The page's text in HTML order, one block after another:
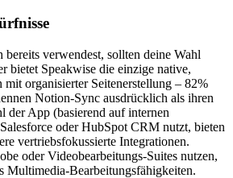
verwendest, sollten deine Wahl
bietet Speakwise die einzige native,
mit organisierter Seitenerstellung – 82%
Notion-Sync ausdrücklich als ihren
der App (basierend auf internen
oder HubSpot CRM nutzt, bieten
vertriebsfokussierte Integrationen.
oder Videobearbeitungs-Suites nutzen,
Multimedia-Bearbeitungsfähigkeiten.